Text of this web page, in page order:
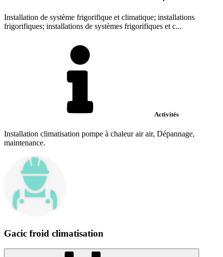
Installation de système frigorifique et climatique; installations
frigorifiques; installations de systèmes frigorifiques et c...
Activités
Installation climatisation pompe à chaleur air air, Dépannage,
maintenance.
Gacic froid climatisation